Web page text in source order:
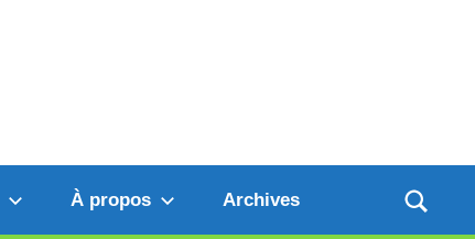
À propos Archives